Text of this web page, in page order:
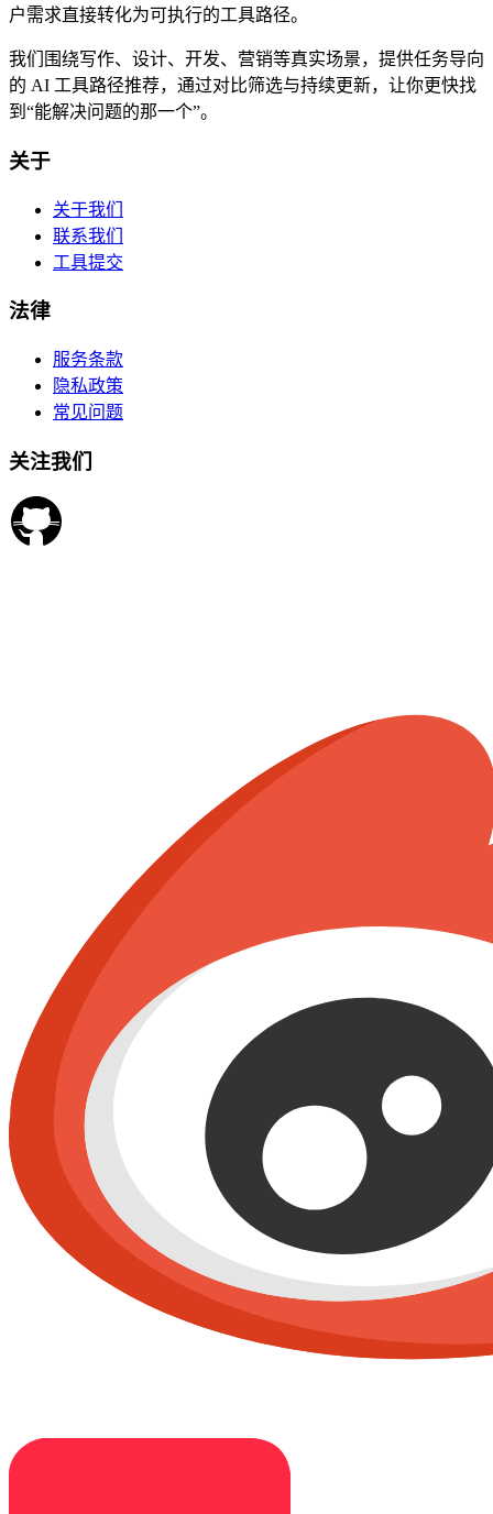
户需求直接转化为可执行的工具路径。
我们围绕写作、设计、开发、营销等真实场景，提供任务导向
的 AI 工具路径推荐，通过对比筛选与持续更新，让你更快找
到“能解决问题的那一个”。
关于
关于我们
联系我们
工具提交
法律
服务条款
隐私政策
常见问题
关注我们